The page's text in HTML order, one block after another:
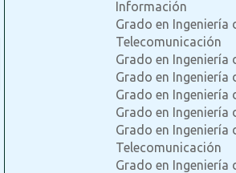
Información
Grado en Ingeniería
Telecomunicación
Grado en
Grado en Ingeniería
Grado en Ingeniería
Grado en Ingeniería
Grado en Ingeniería
Telecomunicación
Grado en Ingeniería